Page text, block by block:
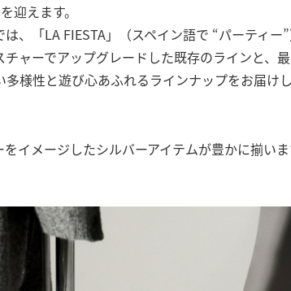
迎えます。
、「LA FIESTA」（スペイン語で “パーティ
ャーでアップグレードした既存のラインと、
様性と遊び心あふれるラインナップをお届け
イメージしたシルバーアイテムが豊かに揃い